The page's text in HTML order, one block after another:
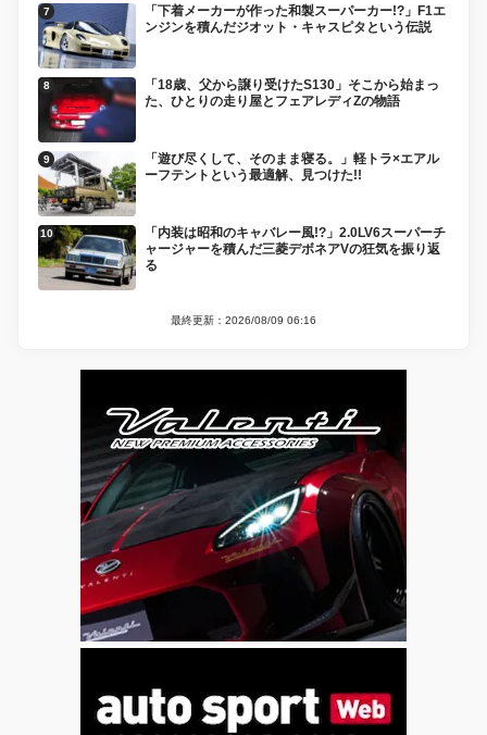
「下着メーカーが作った和製スーパーカー!?」F1エ
ンジンを積んだジオット・キャスピタという伝説
「18歳、父から譲り受けたS130」そこから始まっ
た、ひとりの走り屋とフェアレディZの物語
「遊び尽くして、そのまま寝る。」軽トラ×エアル
ーフテントという最適解、見つけた!!
「内装は昭和のキャバレー風!?」2.0LV6スーパーチ
ャージャーを積んだ三菱デボネアVの狂気を振り返
る
最終更新：2026/08/09 06:16